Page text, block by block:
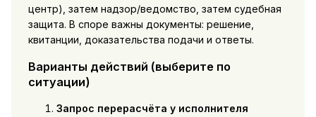
центр), затем надзор/ведомство, затем судебная
защита. В споре важны документы: решение,
квитанции, доказательства подачи и ответы.
Варианты действий (выберите по
ситуации)
Запрос перерасчёта у исполнителя